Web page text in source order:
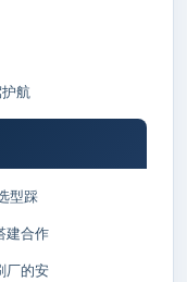
航
型踩
建合作
厂的安